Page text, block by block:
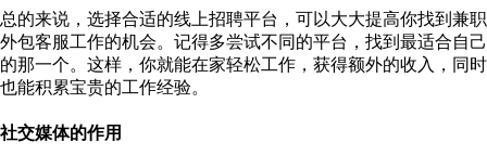
总的来说，选择合适的线上招聘平台，可以大大提高你找到兼职
外包客服工作的机会。记得多尝试不同的平台，找到最适合自己
的那一个。这样，你就能在家轻松工作，获得额外的收入，同时
也能积累宝贵的工作经验。
社交媒体的作用